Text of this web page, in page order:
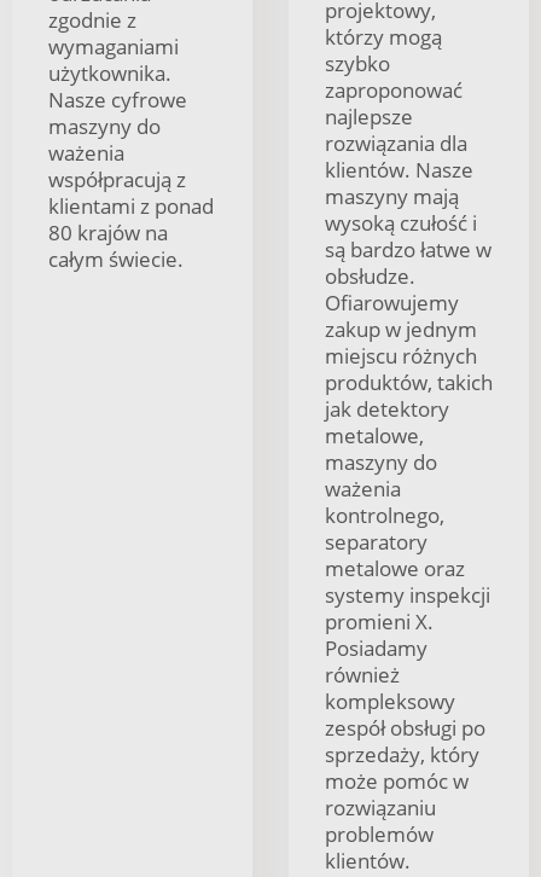
zgodnie z
wymaganiami
użytkownika.
Nasze cyfrowe
maszyny do
ważenia
współpracują z
klientami z ponad
80 krajów na
całym świecie.
projektowy,
którzy mogą
szybko
zaproponować
najlepsze
rozwiązania dla
klientów. Nasze
maszyny mają
wysoką czułość i
są bardzo łatwe w
obsłudze.
Ofiarowujemy
zakup w jednym
miejscu różnych
produktów, takich
jak detektory
metalowe,
maszyny do
ważenia
kontrolnego,
separatory
metalowe oraz
systemy inspekcji
promieni X.
Posiadamy
również
kompleksowy
zespół obsługi po
sprzedaży, który
może pomóc w
rozwiązaniu
problemów
klientów.